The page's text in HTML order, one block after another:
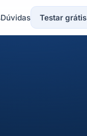
Dúvidas Testar grátis